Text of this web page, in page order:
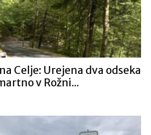
Celje: Urejena dva odseka
v Rožni...